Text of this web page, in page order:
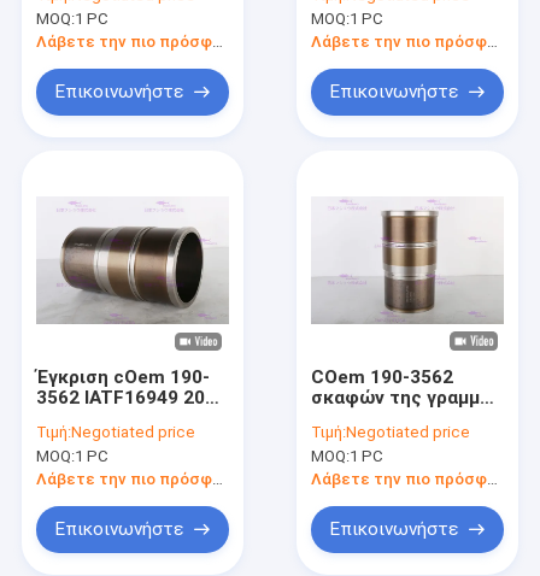
για 336D DIA 112 χιλ.
MOQ:1 PC
Λάβετε την πιο πρόσφατη τιμή
Επικοινωνήστε
κυλίνδρων μηχανών
CATT 330D
MOQ:1 PC
Επικοινωνήστε
Έγκριση cOem 190-
3562 IATF16949 2020
κυλίνδρων μηχανών
CATT γ-9
Τιμή:Negotiated price
MOQ:1 PC
Λάβετε την πιο πρόσφατη τιμή
Επικοινωνήστε
COem 190-3562
σκαφών της γραμμής
κυλίνδρων MAGURO
για CATT C9
Τιμή:Negotiated price
MOQ:1 PC
Λάβετε την πιο πρόσφατη τιμή
Επικοινωνήστε